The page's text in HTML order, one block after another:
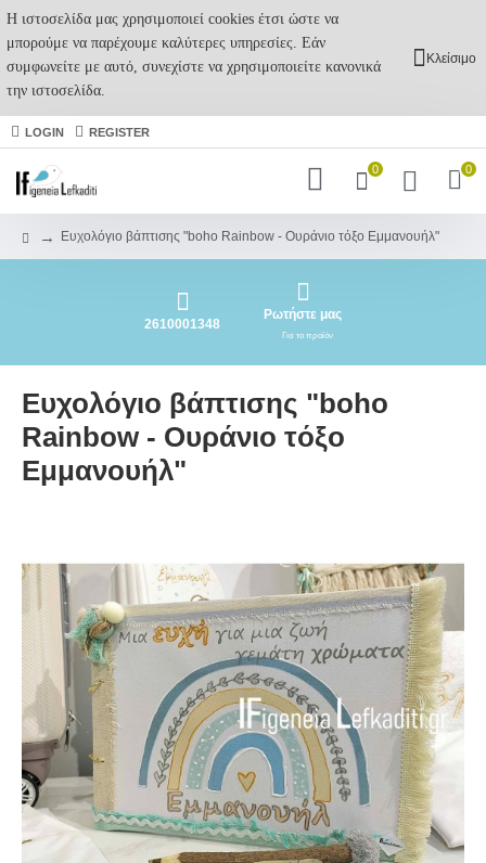
Η ιστοσελίδα μας χρησιμοποιεί cookies έτσι ώστε να
μπορούμε να παρέχουμε καλύτερες υπηρεσίες. Εάν
συμφωνείτε με αυτό, συνεχίστε να χρησιμοποιείτε κανονικά
την ιστοσελίδα.
Κλείσιμο
LOGIN REGISTER
0 0
Ευχολόγιο βάπτισης "boho Rainbow - Ουράνιο τόξο Εμμανουήλ"
2610001348
Ρωτήστε μας
Για το προϊόν
Ευχολόγιο βάπτισης "boho
Rainbow - Ουράνιο τόξο
Εμμανουήλ"